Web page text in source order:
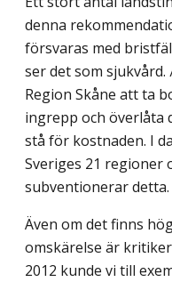
denna
försvaras med
ser det som sjukvård.
Region Skåne att ta
ingrepp och överlåta
stå för kostnaden. I
Sveriges 21 regioner
subventionerar detta.
Även om det finns
omskärelse är
2012 kunde vi till